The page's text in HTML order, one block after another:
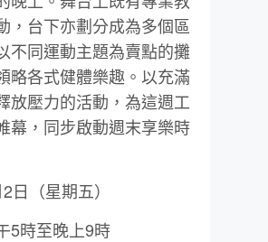
，台下亦劃分成為多個區
不同運動主題為賣點的攤
略各式健體樂趣。以充滿
放壓力的活動，為這週工
幕，同步啟動週末享樂時
日（星期五）
5時至晚上9時